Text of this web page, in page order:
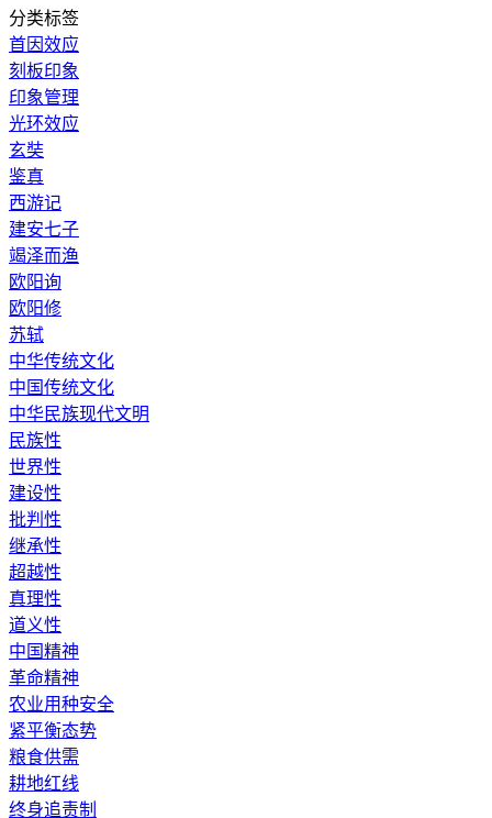
分类标签
首因效应
刻板印象
印象管理
光环效应
玄奘
鉴真
西游记
建安七子
竭泽而渔
欧阳询
欧阳修
苏轼
中华传统文化
中国传统文化
中华民族现代文明
民族性
世界性
建设性
批判性
继承性
超越性
真理性
道义性
中国精神
革命精神
农业用种安全
紧平衡态势
粮食供需
耕地红线
终身追责制